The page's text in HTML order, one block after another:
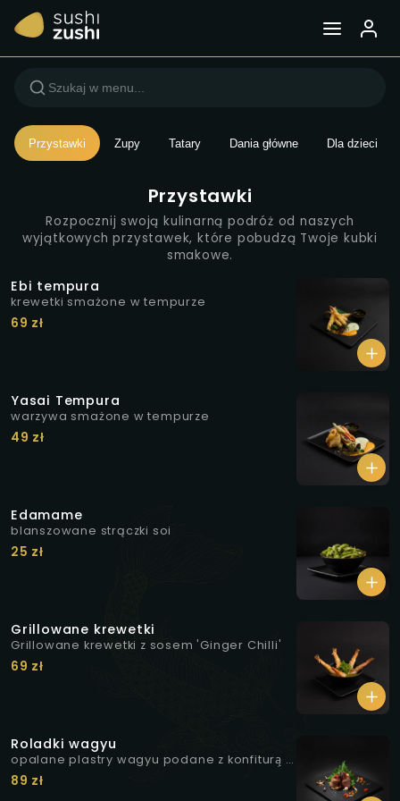
Menu — Sushi Zushi
Przystawki Zupy Tatary Dania główne Dla dzieci
Przystawki
Rozpocznij swoją kulinarną podróż od naszych
wyjątkowych przystawek, które pobudzą Twoje kubki
smakowe.
Ebi tempura
krewetki smażone w tempurze
69 zł
Yasai Tempura
warzywa smażone w tempurze
49 zł
Edamame
blanszowane strączki soi
25 zł
Grillowane krewetki
Grillowane krewetki z sosem 'Ginger Chilli'
69 zł
Roladki wagyu
opalane plastry wagyu podane z konfiturą̨ z
białej cebuli i curry, marynowanymi
grzybkami shimeji, żelem z rokitnika oraz
89 zł